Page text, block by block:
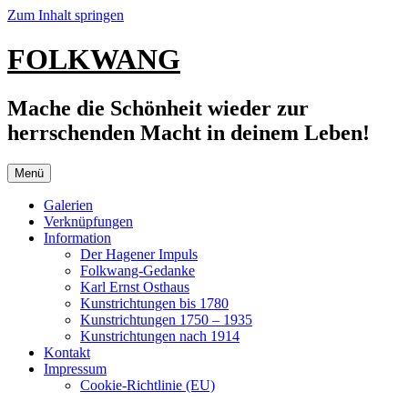
Zum Inhalt springen
FOLKWANG
Mache die Schönheit wieder zur
herrschenden Macht in deinem Leben!
Menü
Galerien
Verknüpfungen
Information
Der Hagener Impuls
Folkwang-Gedanke
Karl Ernst Osthaus
Kunstrichtungen bis 1780
Kunstrichtungen 1750 – 1935
Kunstrichtungen nach 1914
Kontakt
Impressum
Cookie-Richtlinie (EU)